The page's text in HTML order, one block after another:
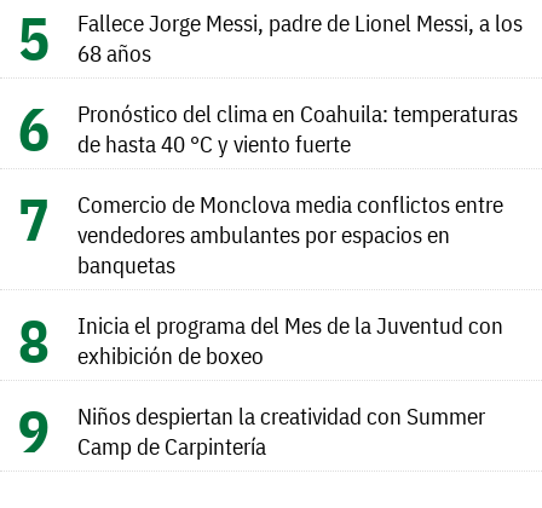
Fallece Jorge Messi, padre de Lionel Messi, a los
68 años
Pronóstico del clima en Coahuila: temperaturas
de hasta 40 °C y viento fuerte
Comercio de Monclova media conflictos entre
vendedores ambulantes por espacios en
banquetas
Inicia el programa del Mes de la Juventud con
exhibición de boxeo
Niños despiertan la creatividad con Summer
Camp de Carpintería